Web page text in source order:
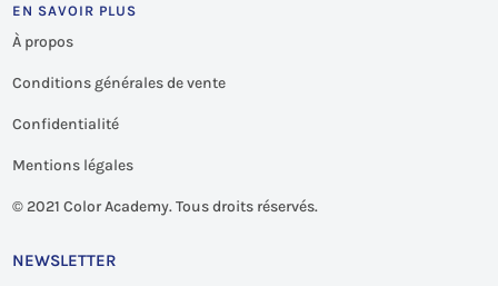
EN SAVOIR PLUS
À propos
Conditions générales de vente
Confidentialité
Mentions légales
© 2021 Color Academy. Tous droits réservés.
NEWSLETTER